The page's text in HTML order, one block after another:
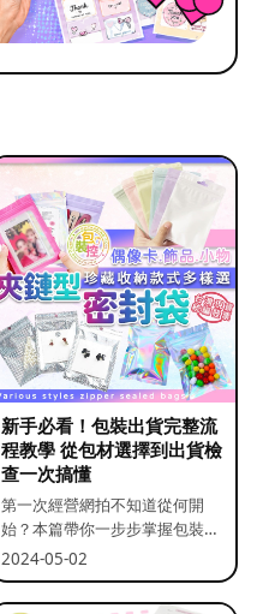
新手必看！包裝出貨完整流
程教學 從包材選擇到出貨檢
查一次搞懂
第一次經營網拍不知道從何開
始？本篇帶你一步步掌握包裝流
程與出貨前檢查重點。
2024-05-02